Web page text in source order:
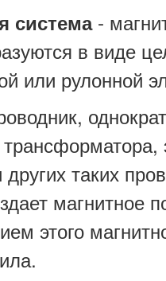
система-
в виде
или рулонной
таких
магнитное
этого